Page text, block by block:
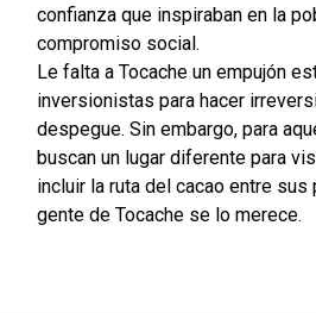
confianza que inspiraban en la
compromiso social.
Le falta a Tocache un empujón
inversionistas para hacer
despegue. Sin embargo, para
buscan un lugar diferente para
incluir la ruta del cacao entre
gente de Tocache se lo merece.